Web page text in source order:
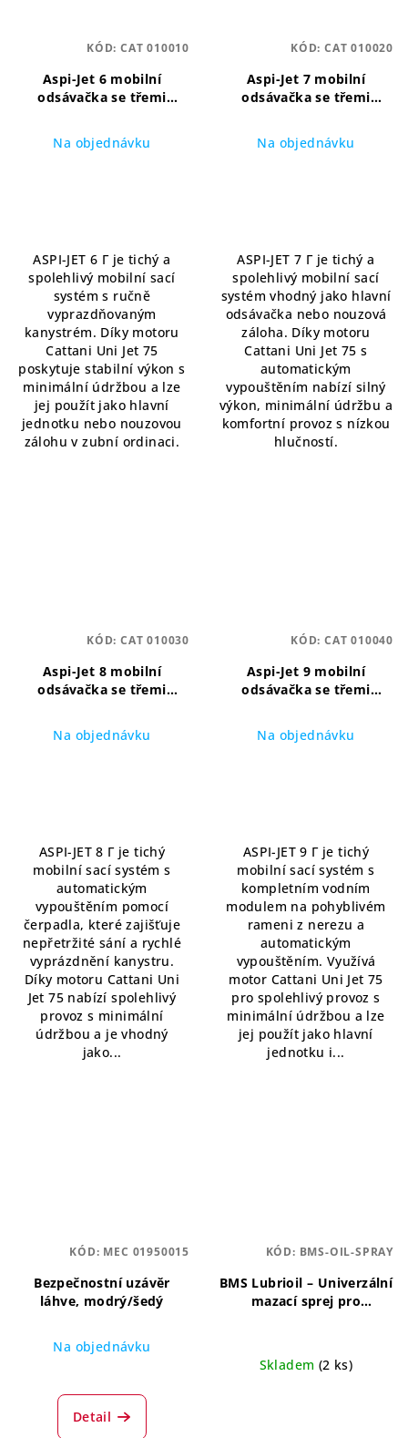
Aspi-Jet 6 mobilní
odsávačka se třemi
Mobilní odsávačka s
ručním vypouštěním pro
Na objednávku
z
5
hvězdiček.
ASPI-JET 6 Γ je tichý a
spolehlivý mobilní sací
systém s ručně
vyprazdňovaným
kanystrém. Díky motoru
Cattani Uni Jet 75
poskytuje stabilní výkon s
minimální údržbou a lze
jej použít jako hlavní
jednotku nebo nouzovou
zálohu v zubní ordinaci.
KÓD: CAT 010010
Aspi-Jet 7 mobilní
odsávačka se třemi
Tichý a spolehlivý mobilní
sací systém pro zubní
Na objednávku
ASPI-JET 7 Γ je tichý a
spolehlivý mobilní sací
systém vhodný jako hlavní
odsávačka nebo nouzová
záloha. Díky motoru
Cattani Uni Jet 75 s
automatickým
vypouštěním nabízí silný
výkon, minimální údržbu a
komfortní provoz s nízkou
hlučností.
KÓD: CAT 010020
Aspi-Jet 8 mobilní
odsávačka se třemi
napouštěním vody do
poháruMobilní sací
Na objednávku
ASPI-JET 8 Γ je tichý
mobilní sací systém s
automatickým
vypouštěním pomocí
čerpadla, které zajišťuje
nepřetržité sání a rychlé
vyprázdnění kanystru.
Díky motoru Cattani Uni
Jet 75 nabízí spolehlivý
provoz s minimální
údržbou a je vhodný
jako...
KÓD: CAT 010030
Aspi-Jet 9 mobilní
odsávačka se třemi
plivátkem a s
napouštěním vody do
Na objednávku
ASPI-JET 9 Γ je tichý
mobilní sací systém s
kompletním vodním
modulem na pohyblivém
rameni z nerezu a
automatickým
vypouštěním. Využívá
motor Cattani Uni Jet 75
pro spolehlivý provoz s
minimální údržbou a lze
jej použít jako hlavní
jednotku i...
KÓD: CAT 010040
Bezpečnostní uzávěr
láhve, modrý/šedý
Na objednávku
Detail
KÓD: MEC 01950015
BMS Lubrioil – Univerzální
mazací sprej pro
násadce
Skladem (2 ks)
KÓD: BMS-OIL-SPRAY